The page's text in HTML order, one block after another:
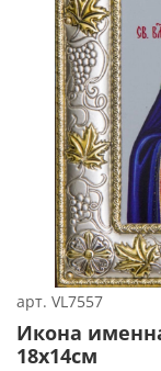
арт. VL7557
Икона
18x14см